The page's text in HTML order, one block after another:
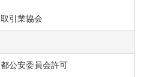
引業協会
公安委員会許可